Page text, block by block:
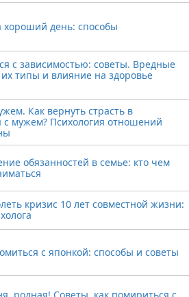
хороший день: способы
с зависимостью: советы. Вредные
типы и влияние на здоровье
Как вернуть страсть в
мужем? Психология отношений
обязанностей в семье: кто чем
кризис 10 лет совместной жизни:
с японкой: способы и советы